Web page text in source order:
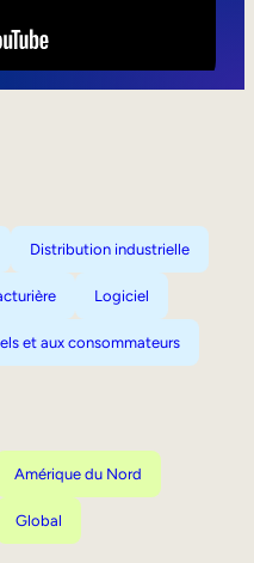
Distribution industrielle
Logiciel
et aux consommateurs
Amérique du Nord
Global